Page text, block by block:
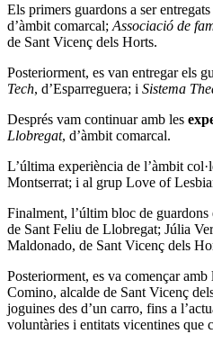
Els primers guardons a ser
d’àmbit comarcal; Associació de
de Sant Vicenç dels Horts.
Posteriorment, es van entregar els
Tech, d’Esparreguera; i Sistema
Després vam continuar amb les
Llobregat, d’àmbit comarcal.
L’última experiència de l’àmbit
Montserrat; i al grup Love of
Finalment, l’últim bloc de
de Sant Feliu de Llobregat; Júlia
Maldonado, de Sant Vicenç dels
Posteriorment, es va començar amb
Comino, alcalde de Sant Vicenç
joguines des d’un carro, fins a
voluntàries i entitats vicentines que